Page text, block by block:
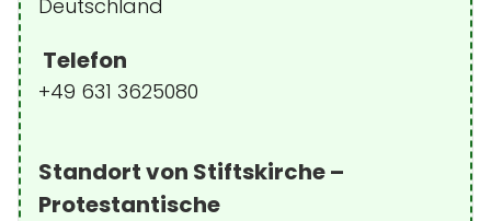
Deutschland
Telefon
+49 631 3625080
Standort von Stiftskirche –
Protestantische